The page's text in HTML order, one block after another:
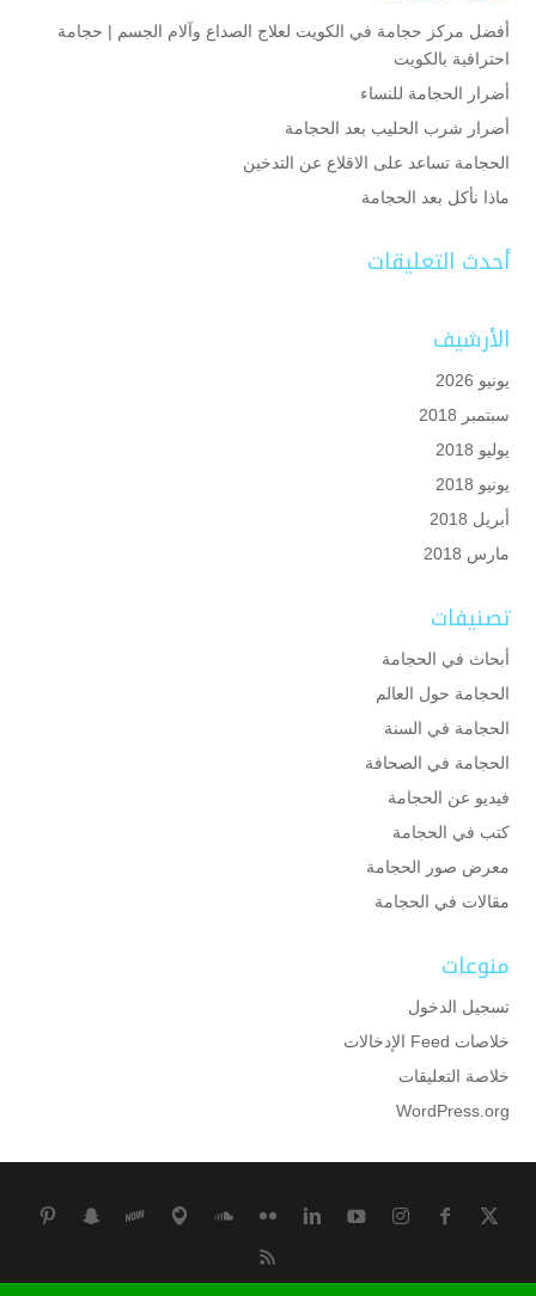
أفضل مركز حجامة في الكويت لعلاج الصداع وآلام الجسم | حجامة
احترافية بالكويت
أضرار الحجامة للنساء
أضرار شرب الحليب بعد الحجامة
الحجامة تساعد على الاقلاع عن التدخين
ماذا نأكل بعد الحجامة
أحدث التعليقات
الأرشيف
يونيو 2026
سبتمبر 2018
يوليو 2018
يونيو 2018
أبريل 2018
مارس 2018
تصنيفات
أبحاث في الحجامة
الحجامة حول العالم
الحجامة في السنة
الحجامة في الصحافة
فيديو عن الحجامة
كتب في الحجامة
معرض صور الحجامة
مقالات في الحجامة
منوعات
تسجيل الدخول
خلاصات Feed الإدخالات
خلاصة التعليقات
WordPress.org